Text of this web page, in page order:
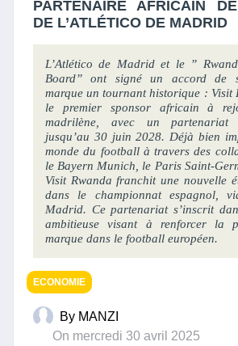
PARTENAIRE AFRICAIN
DE L’ATLÉTICO DE MADRID
L’Atlético de Madrid et le ”
Board” ont signé un accord de
marque un tournant historique : Visit
le premier sponsor africain à
madrilène, avec un partenariat
jusqu’au 30 juin 2028. Déjà bien
monde du football à travers des
le Bayern Munich, le Paris Saint-
Visit Rwanda franchit une nouvelle
dans le championnat espagnol,
Madrid. Ce partenariat s’inscrit
ambitieuse visant à renforcer la
marque dans le football européen.
ECONOMIE
By MANZI
On mercredi 30 avril 2025